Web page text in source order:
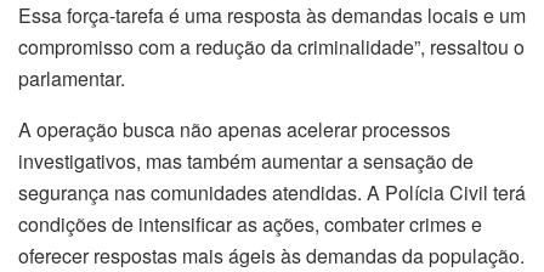
Essa força-tarefa é uma resposta às demandas locais e um
compromisso com a redução da criminalidade”, ressaltou o
parlamentar.
A operação busca não apenas acelerar processos
investigativos, mas também aumentar a sensação de
segurança nas comunidades atendidas. A Polícia Civil terá
condições de intensificar as ações, combater crimes e
oferecer respostas mais ágeis às demandas da população.